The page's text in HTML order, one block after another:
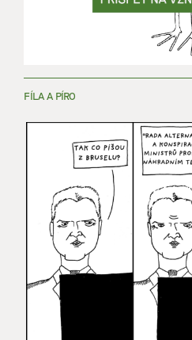
FÍLA A PÍRO